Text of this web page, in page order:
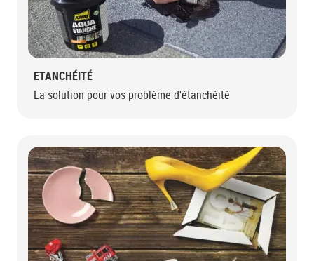
ETANCHÉITÉ
La solution pour vos problème d'étanchéité